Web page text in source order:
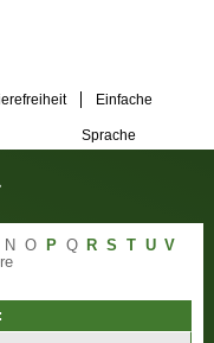
Einfache
Sprache
N O P Q R S T U V